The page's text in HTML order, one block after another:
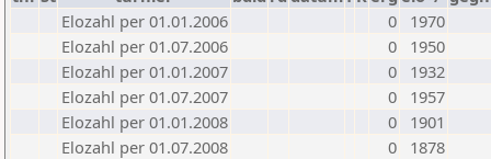
Elozahl per 01.01.2006
0
1970
Elozahl per 01.07.2006
0
1950
Elozahl per 01.01.2007
0
1932
Elozahl per 01.07.2007
0
1957
Elozahl per 01.01.2008
0
1901
Elozahl per 01.07.2008
0
1878